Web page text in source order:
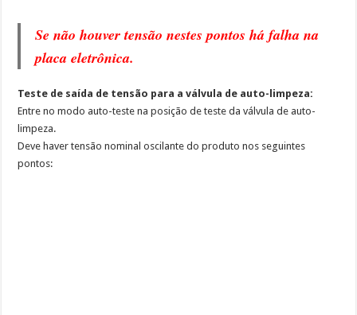
Se não houver tensão nestes pontos há falha na
placa eletrônica.
Teste de saída de tensão para a válvula de auto-limpeza:
Entre no modo auto-teste na posição de teste da válvula de auto-
limpeza.
Deve haver tensão nominal oscilante do produto nos seguintes
pontos: